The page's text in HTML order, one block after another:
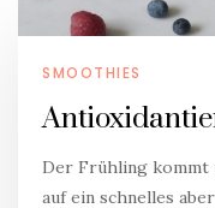
SMOOTHIES
Der Frühling kommt
auf ein schnelles